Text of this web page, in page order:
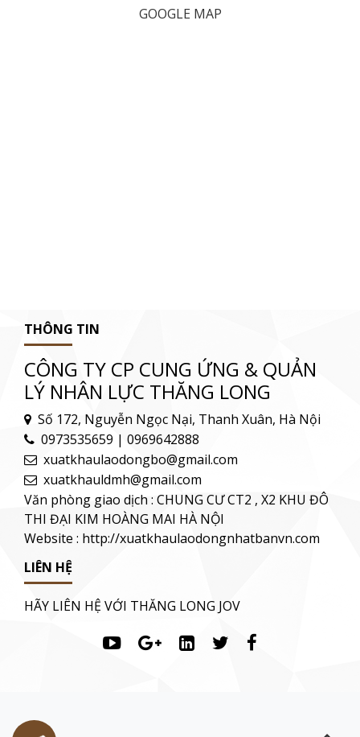
GOOGLE MAP
THÔNG TIN
CÔNG TY CP CUNG ỨNG & QUẢN
LÝ NHÂN LỰC THĂNG LONG
Số 172, Nguyễn Ngọc Nại, Thanh Xuân, Hà Nội
0973535659 | 0969642888
xuatkhaulaodongbo@gmail.com
xuatkhauldmh@gmail.com
Văn phòng giao dịch : CHUNG CƯ CT2 , X2 KHU ĐÔ
THI ĐẠI KIM HOÀNG MAI HÀ NỘI
Website : http://xuatkhaulaodongnhatbanvn.com
LIÊN HỆ
HÃY LIÊN HỆ VỚI THĂNG LONG JOV